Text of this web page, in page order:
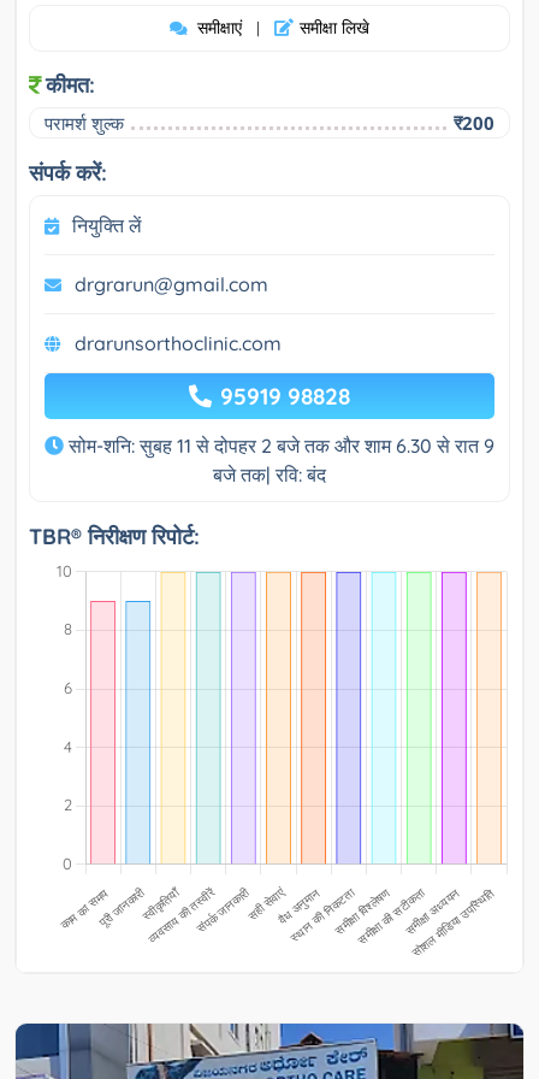
समीक्षाएं | समीक्षा लिखे
कीमत:
परामर्श शुल्क ₹200
संपर्क करें:
नियुक्ति लें
drgrarun@gmail.com
drarunsorthoclinic.com
95919 98828
सोम-शनि: सुबह 11 से दोपहर 2 बजे तक और शाम 6.30 से रात 9
बजे तक| रवि: बंद
TBR® निरीक्षण रिपोर्ट: